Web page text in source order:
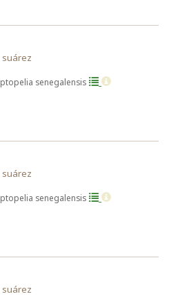
senegalensis
senegalensis